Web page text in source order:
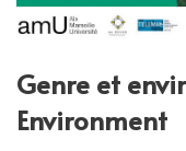
Genre et
Environment